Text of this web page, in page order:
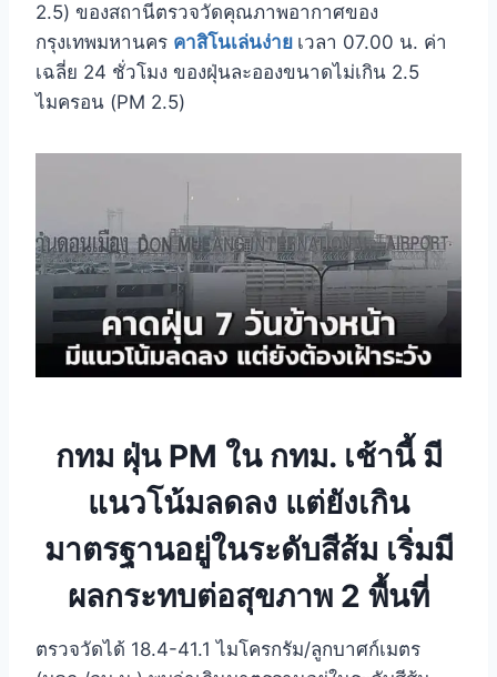
2.5) ของสถานีตรวจวัดคุณภาพอากาศของ
กรุงเทพมหานคร คาสิโนเล่นง่าย เวลา 07.00 น. ค่า
เฉลี่ย 24 ชั่วโมง ของฝุ่นละอองขนาดไม่เกิน 2.5
ไมครอน (PM 2.5)
กทม ฝุ่น PM ใน กทม. เช้านี้ มี
แนวโน้มลดลง แต่ยังเกิน
มาตรฐานอยู่ในระดับสีส้ม เริ่มมี
ผลกระทบต่อสุขภาพ 2 พื้นที่
ตรวจวัดได้ 18.4-41.1 ไมโครกรัม/ลูกบาศก์เมตร